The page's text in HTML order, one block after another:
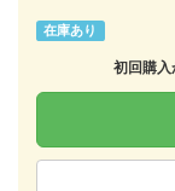
在庫あり
初回購入